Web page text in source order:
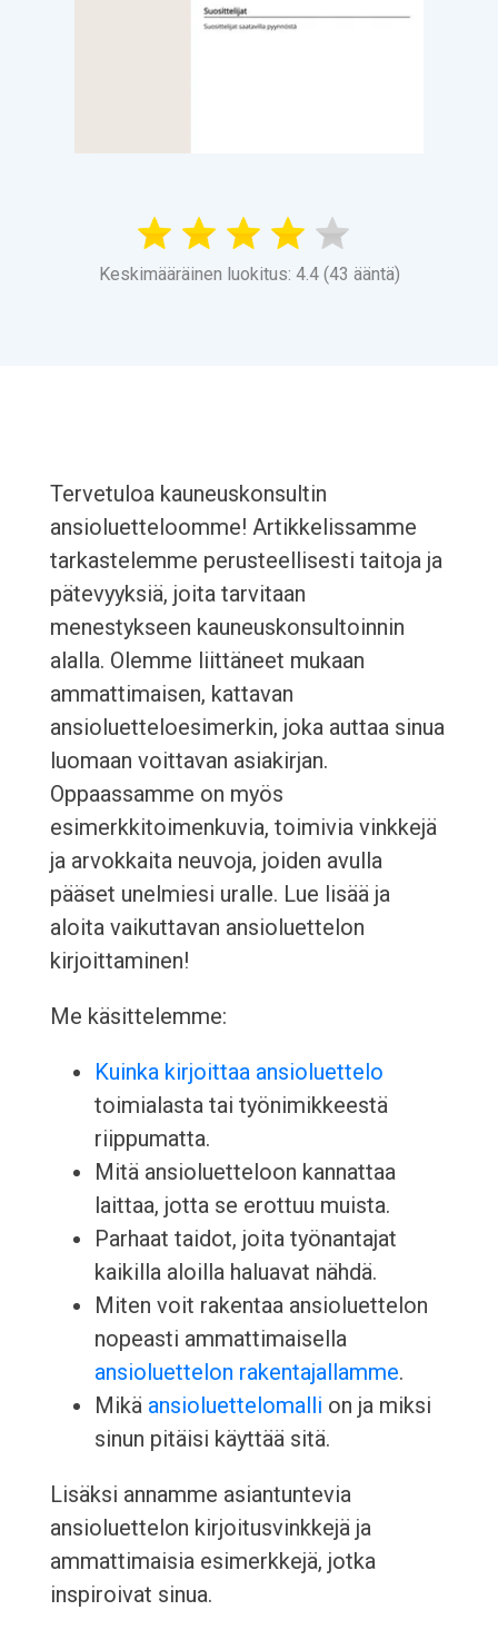
Keskimääräinen luokitus: 4.4 (43 ääntä)
Tervetuloa kauneuskonsultin
ansioluetteloomme! Artikkelissamme
tarkastelemme perusteellisesti taitoja ja
pätevyyksiä, joita tarvitaan
menestykseen kauneuskonsultoinnin
alalla. Olemme liittäneet mukaan
ammattimaisen, kattavan
ansioluetteloesimerkin, joka auttaa sinua
luomaan voittavan asiakirjan.
Oppaassamme on myös
esimerkkitoimenkuvia, toimivia vinkkejä
ja arvokkaita neuvoja, joiden avulla
pääset unelmiesi uralle. Lue lisää ja
aloita vaikuttavan ansioluettelon
kirjoittaminen!
Me käsittelemme:
Kuinka kirjoittaa ansioluettelo
toimialasta tai työnimikkeestä
riippumatta.
Mitä ansioluetteloon kannattaa
laittaa, jotta se erottuu muista.
Parhaat taidot, joita työnantajat
kaikilla aloilla haluavat nähdä.
Miten voit rakentaa ansioluettelon
nopeasti ammattimaisella
ansioluettelon rakentajallamme.
Mikä ansioluettelomalli on ja miksi
sinun pitäisi käyttää sitä.
Lisäksi annamme asiantuntevia
ansioluettelon kirjoitusvinkkejä ja
ammattimaisia esimerkkejä, jotka
inspiroivat sinua.